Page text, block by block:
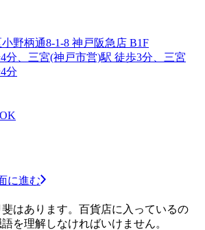
野柄通8-1-8 神戸阪急店 B1F
分、三宮(神戸市営)駅 徒歩3分、三宮
分
に進む
はあります。百貨店に入っているの
を理解しなければいけません。